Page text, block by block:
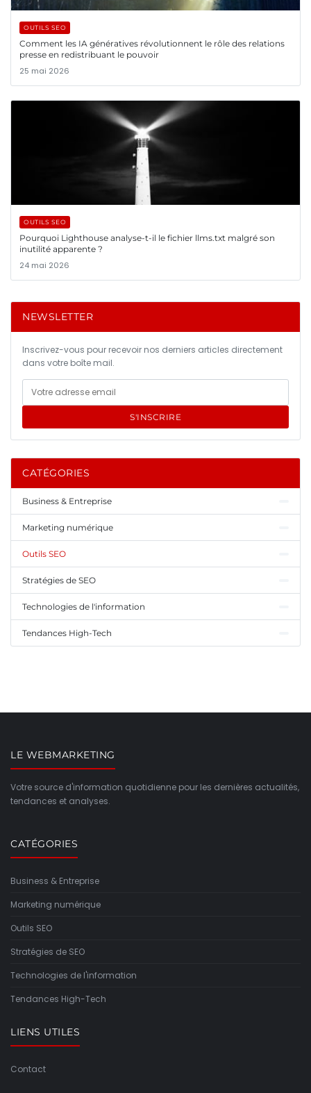
OUTILS SEO
Comment les IA génératives révolutionnent le rôle des relations
presse en redistribuant le pouvoir
25 mai 2026
OUTILS SEO
Pourquoi Lighthouse analyse-t-il le fichier llms.txt malgré son
inutilité apparente ?
24 mai 2026
NEWSLETTER
Inscrivez-vous pour recevoir nos derniers articles directement
dans votre boîte mail.
S'INSCRIRE
CATÉGORIES
Business & Entreprise
Marketing numérique
Outils SEO
Stratégies de SEO
Technologies de l'information
Tendances High-Tech
LE WEBMARKETING
Votre source d'information quotidienne pour les dernières actualités,
tendances et analyses.
CATÉGORIES
Business & Entreprise
Marketing numérique
Outils SEO
Stratégies de SEO
Technologies de l'information
Tendances High-Tech
LIENS UTILES
Contact